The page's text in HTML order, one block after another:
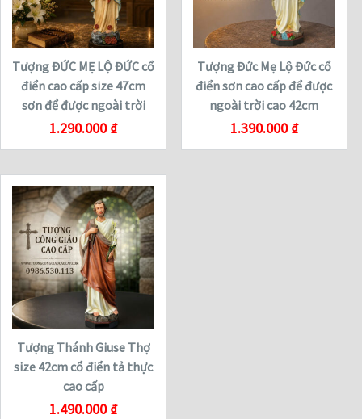
Tượng ĐỨC MẸ LỘ ĐỨC cổ
điển cao cấp size 47cm
sơn để được ngoài trời
1.290.000₫
Tượng Đức Mẹ Lộ Đức cổ
điển sơn cao cấp để được
ngoài trời cao 42cm
1.390.000₫
Tượng Thánh Giuse Thợ
size 42cm cổ điển tả thực
cao cấp
1.490.000₫